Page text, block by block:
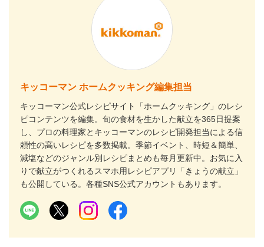
キッコーマン ホームクッキング編集担当
キッコーマン公式レシピサイト「ホームクッキング」のレシ
ピコンテンツを編集。旬の食材を生かした献立を365日提案
し、プロの料理家とキッコーマンのレシピ開発担当による信
頼性の高いレシピを多数掲載。季節イベント、時短＆簡単、
減塩などのジャンル別レシピまとめも毎月更新中。お気に入
りで献立がつくれるスマホ用レシピアプリ「きょうの献立」
も公開している。各種SNS公式アカウントもあります。